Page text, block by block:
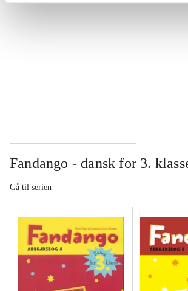
Fandango - dansk for 3.
Gå til serien